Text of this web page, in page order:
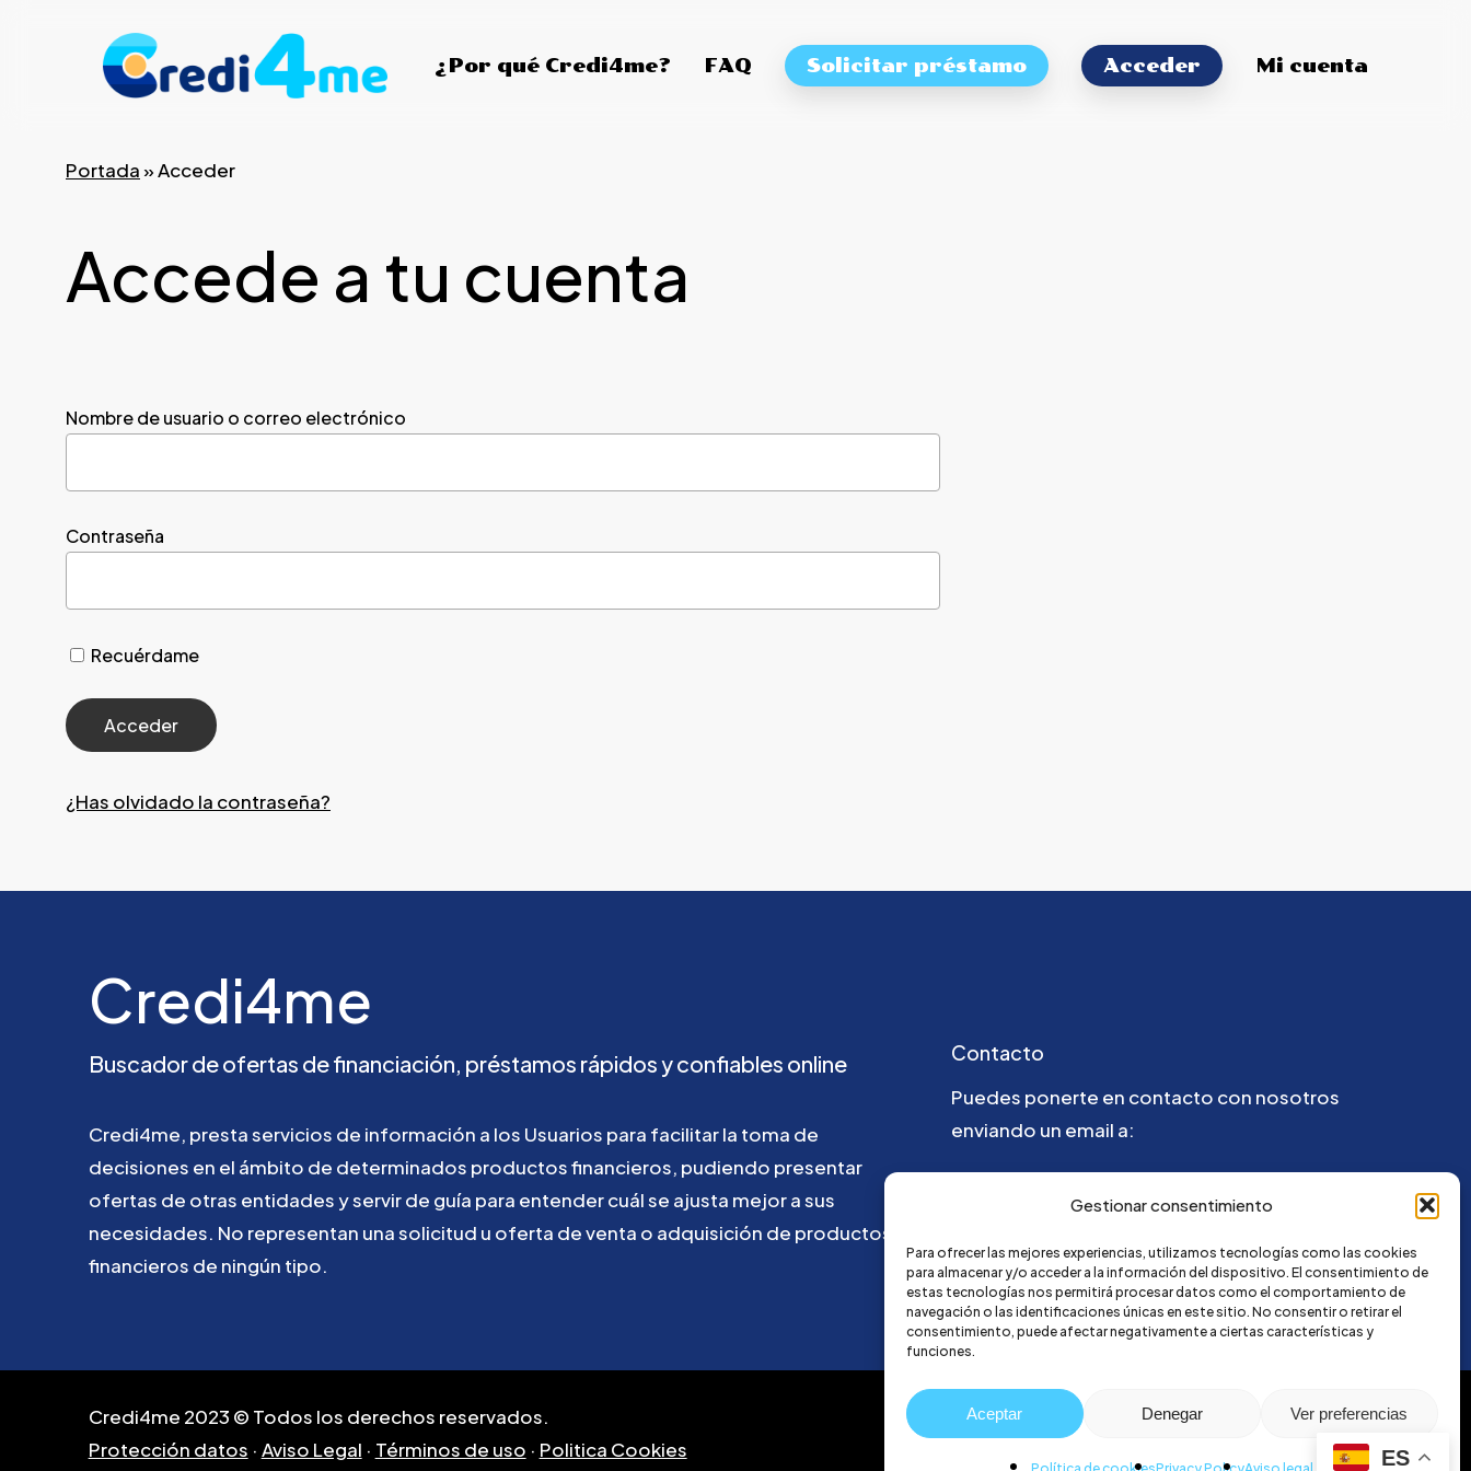
Gestionar consentimiento
Para ofrecer las mejores experiencias, utilizamos tecnologías como las cookies
para almacenar y/o acceder a la información del dispositivo. El consentimiento de
estas tecnologías nos permitirá procesar datos como el comportamiento de
navegación o las identificaciones únicas en este sitio. No consentir o retirar el
consentimiento, puede afectar negativamente a ciertas características y
funciones.
Aceptar Denegar Ver preferencias
¿Por qué Credi4me? FAQ Solicitar préstamo Acceder Mi cuenta
Portada»Acceder
Accede a tu cuenta
Nombre de usuario o correo electrónico
Contraseña
Recuérdame
¿Has olvidado la contraseña?
Credi4me
Buscadordeofertas definanciación, préstamos rápidosyconfiables online
Credi4me, prestaservicios de información a los Usuarios para facilitarla toma de
decisiones en el ámbito de determinados productosfinancieros, pudiendo presentar
ofertas de otras entidadesyservirde guía para entendercuálse ajusta mejorasus
necesidades. No representan unasolicitud u oferta deventa o adquisición de productos
financieros de ningún tipo.
Contacto
Puedes ponerte en contacto con nosotros
enviando un email a:
Credi4me 2023 © Todos los derechos reservados.
Protección datos · Aviso Legal · Términos de uso · Politica Cookies ES